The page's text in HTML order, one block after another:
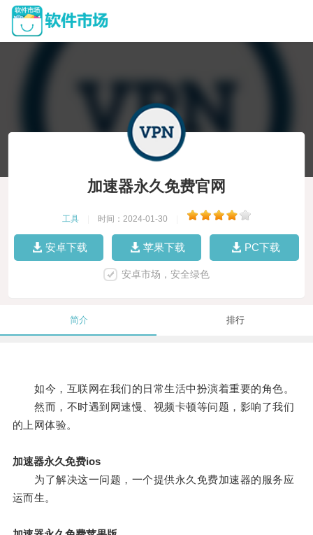
加速器永久免费官网
工具 时间：2024-01-30
安卓下载 苹果下载 PC下载
安卓市场，安全绿色
简介 排行
如今，互联网在我们的日常生活中扮演着重要的角色。
然而，不时遇到网速慢、视频卡顿等问题，影响了我们
的上网体验。
加速器永久免费ios
为了解决这一问题，一个提供永久免费加速器的服务应
运而生。